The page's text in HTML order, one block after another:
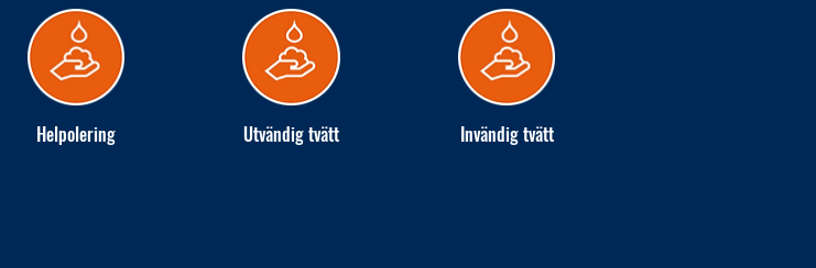
Helpolering Utvändig tvätt Invändig tvätt